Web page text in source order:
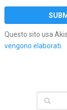
Questo sito usa
vengono elaborati